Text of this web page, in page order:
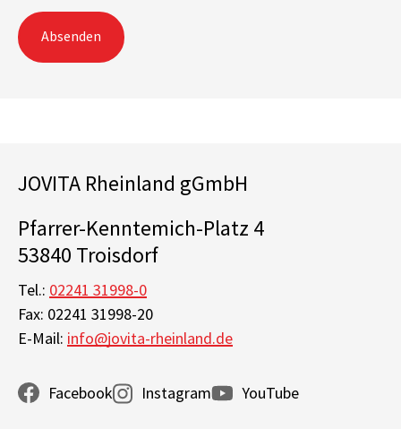
Absenden
JOVITA Rheinland gGmbH
Pfarrer-Kenntemich-Platz 4
53840 Troisdorf
Tel.: 02241 31998-0
Fax: 02241 31998-20
E-Mail: info@jovita-rheinland.de
Facebook Instagram YouTube